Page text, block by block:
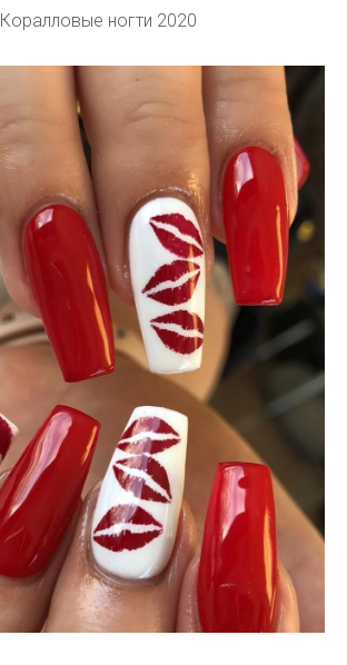
Коралловые ногти 2020